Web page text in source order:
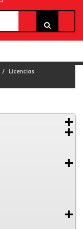
Licencias